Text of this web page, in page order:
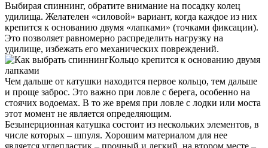
Выбирая спиннинг, обратите внимание на посадку колец
удилища. Желателен «силовой» вариант, когда каждое из них
крепится к основанию двумя «лапками» (точками фиксации).
Это позволяет равномерно распределить нагрузку на
удилище, избежать его механических повреждений.
Кольцо крепится к основанию двумя
лапками
Чем дальше от катушки находится первое кольцо, тем дальше
и проще заброс. Это важно при ловле с берега, особенно на
стоячих водоемах. В то же время при ловле с лодки или моста
этот момент не является определяющим.
Безынерционная катушка состоит из нескольких элементов, в
числе которых – шпуля. Хорошим материалом для нее